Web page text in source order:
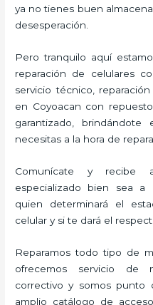
ya no tienes buen
desesperación.
Pero tranquilo aquí
reparación de celulares
servicio técnico,
en Coyoacan con
garantizado,
necesitas a la hora de
Comunícate y recibe
especializado bien sea a
quien determinará el
celular y si te dará el
Reparamos todo tipo de
ofrecemos servicio de
correctivo y somos punto
amplio catálogo de